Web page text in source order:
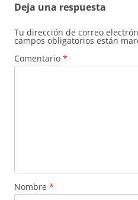
Deja una respuesta
Tu dirección de correo
campos obligatorios están
Comentario *
Nombre *